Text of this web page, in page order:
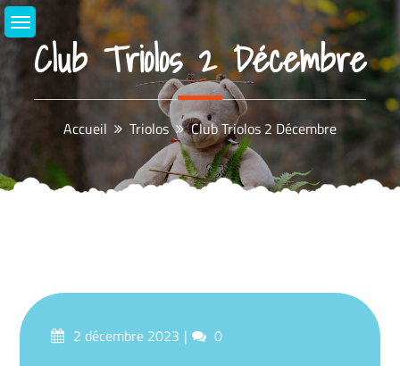
Aller
au
contenuClub Triolos 2 Décembre
Accueil Triolos Club Triolos 2 Décembre
Posté2 décembre 2023 commentaires
0